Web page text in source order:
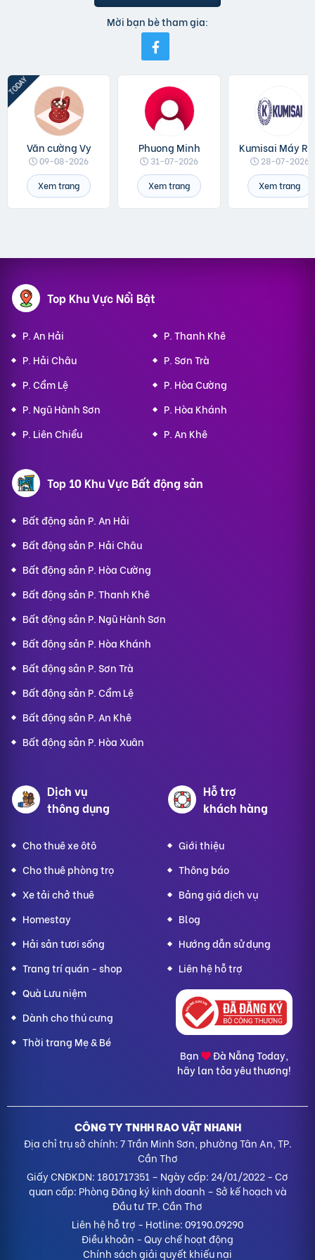
Mời bạn bè tham gia:
Văn cường Vy
09-08-2026
Xem trang
Phuong Minh
31-07-2026
Xem trang
28-07-2026
Xem trang
Top Khu Vực Nổi Bật
P. An Hải
P. Thanh Khê
P. Hải Châu
P. Sơn Trà
P. Cẩm Lệ
P. Hòa Cường
P. Ngũ Hành Sơn
P. Hòa Khánh
P. Liên Chiểu
P. An Khê
Top 10 Khu Vực Bất động sản
Bất động sản P. An Hải
Bất động sản P. Hải Châu
Bất động sản P. Hòa Cường
Bất động sản P. Thanh Khê
Bất động sản P. Ngũ Hành Sơn
Bất động sản P. Hòa Khánh
Bất động sản P. Sơn Trà
Bất động sản P. Cẩm Lệ
Bất động sản P. An Khê
Bất động sản P. Hòa Xuân
Dịch vụ
thông dụng
Cho thuê xe ôtô
Cho thuê phòng trọ
Xe tải chở thuê
Homestay
Hải sản tươi sống
Trang trí quán - shop
Quà Lưu niệm
Dành cho thú cưng
Thời trang Mẹ & Bé
Hỗ trợ
khách hàng
Giới thiệu
Thông báo
Bảng giá dịch vụ
Blog
Hướng dẫn sử dụng
Liên hệ hỗ trợ
Bạn
Đà Nẵng Today,
hãy lan tỏa yêu thương!
CÔNG TY TNHH RAO VẶT NHANH
Địa chỉ trụ sở chính: 7 Trần Minh Sơn, phường Tân An, TP.
Cần Thơ
Giấy CNĐKDN: 1801717351 – Ngày cấp: 24/01/2022 - Cơ
quan cấp: Phòng Đăng ký kinh doanh – Sở kế hoạch và
Đầu tư TP. Cần Thơ
Liên hệ hỗ trợ - Hotline:09190.09290
Điều khoản -Quy chế hoạt động
Chính sách giải quyết khiếu nại